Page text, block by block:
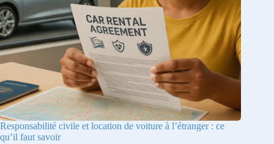
Responsabilité civile et location de voiture à l’étranger : ce
qu’il faut savoir